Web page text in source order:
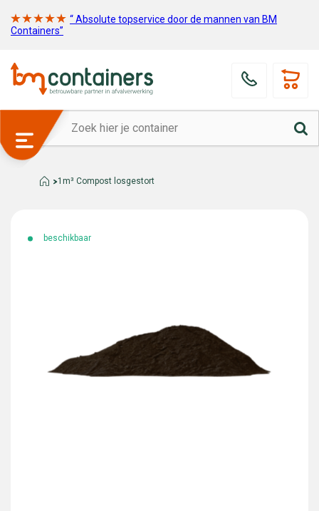
“ Absolute topservice door de mannen van BM
Containers”
1m³ Compost losgestort
beschikbaar